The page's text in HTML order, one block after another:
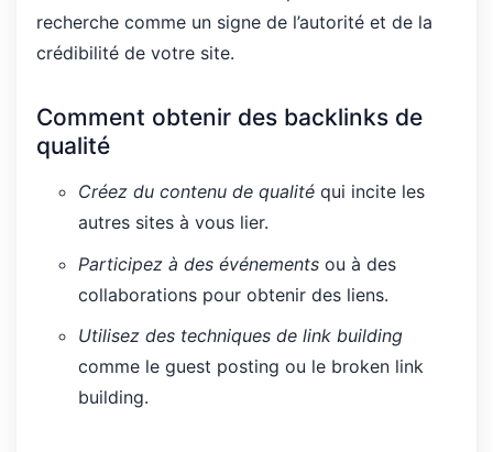
recherche comme un signe de l’autorité et de la
crédibilité de votre site.
Comment obtenir des backlinks de
qualité
Créez du contenu de qualité qui incite les
autres sites à vous lier.
Participez à des événements ou à des
collaborations pour obtenir des liens.
Utilisez des techniques de link building
comme le guest posting ou le broken link
building.